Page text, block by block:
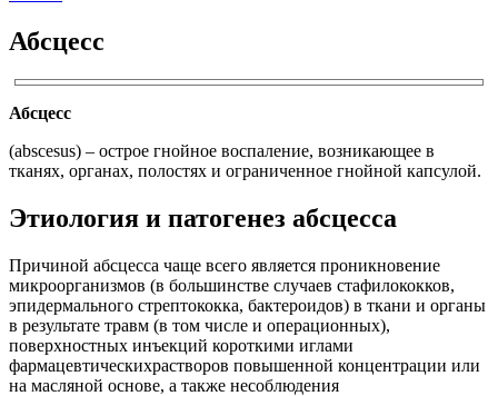
Абсцесс
Абсцесс
(abscesus) – острое гнойное воспаление, возникающее в
тканях, органах, полостях и ограниченное гнойной капсулой.
Этиология и патогенез абсцесса
Причиной абсцесса чаще всего является проникновение
микроорганизмов (в большинстве случаев стафилококков,
эпидермального стрептококка, бактероидов) в ткани и органы
в результате травм (в том числе и операционных),
поверхностных инъекций короткими иглами
фармацевтическихрастворов повышенной концентрации или
на масляной основе, а также несоблюдения